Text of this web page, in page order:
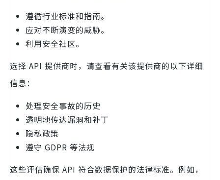
遵循行业标准和指南。
应对不断演变的威胁。
利用安全社区。
选择 API 提供商时，请查看有关该提供商的以下详细
信息：
处理安全事故的历史
透明地传达漏洞和补丁
隐私政策
遵守 GDPR 等法规
这些评估确保 API 符合数据保护的法律标准。例如，